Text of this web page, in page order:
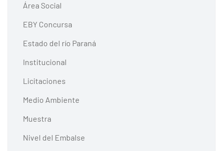
Área Social
EBY Concursa
Estado del río Paraná
Institucional
Licitaciones
Medio Ambiente
Muestra
Nivel del Embalse